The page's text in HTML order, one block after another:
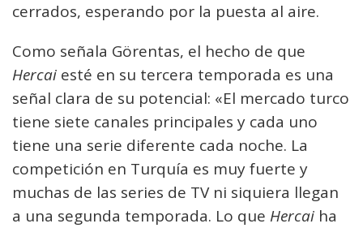
cerrados, esperando por la puesta al aire.
Como señala Görentas, el hecho de que
Hercai esté en su tercera temporada es una
señal clara de su potencial: «El mercado turco
tiene siete canales principales y cada uno
tiene una serie diferente cada noche. La
competición en Turquía es muy fuerte y
muchas de las series de TV ni siquiera llegan
a una segunda temporada. Lo que Hercai ha